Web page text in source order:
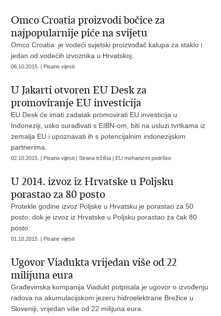
Omco Croatia proizvodi bočice za
najpopularnije piće na svijetu
Omco Croatia je vodeći svjetski proizvođač kalupa za staklo i
jedan od vodećih izvoznika u Hrvatskoj.
06.10.2015. | Pisane vijesti
U Jakarti otvoren EU Desk za
promoviranje EU investicija
EU Desk će imati zadatak promovirati EU investicija u
Indoneziji, usko surađivati s EIBN-om, biti na usluzi tvrtkama iz
zemalja EU i upoznavati ih s potencijalnim indonezijskim
partnerima.
02.10.2015. | Pisane vijesti | Strana tržišta | EU mehanizmi podrške
U 2014. izvoz iz Hrvatske u Poljsku
porastao za 80 posto
Protekle godine izvoz Poljske u Hrvatsku je porastao za 50
posto, dok je izvoz iz Hrvatske u Poljsku porastao za čak 80
posto.
01.10.2015. | Pisane vijesti
Ugovor Viadukta vrijedan više od 22
milijuna eura
Građevinska kompanija Viadukt potpisala je ugovor o izvođenju
radova na akumulacijskom jezeru hidroelektrane Brežice u
Sloveniji, vrijedan više od 22 milijuna eura.